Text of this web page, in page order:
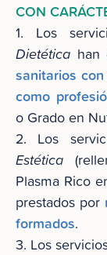
CON
1. Los
Dietética han
sanitarios
como
o Grado en
2. Los
Estética
Plasma Rico
prestados por
formados.
3. Los